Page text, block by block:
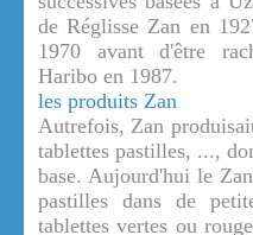
de Réglisse Zan en
1970 avant d'être
Haribo en 1987.
les produits Zan
Autrefois, Zan
tablettes pastilles, ...,
base. Aujourd'hui le
pastilles dans de
tablettes vertes ou